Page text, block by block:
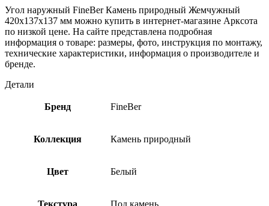
Угол наружный FineBer Камень природный Жемчужный
420х137х137 мм можно купить в интернет-магазине Арксота
по низкой цене. На сайте представлена подробная
информация о товаре: размеры, фото, инструкция по монтажу,
технические характеристики, информация о производителе и
бренде.
Детали
Бренд FineBer
Коллекция Камень природный
Цвет Белый
Текстура Под камень